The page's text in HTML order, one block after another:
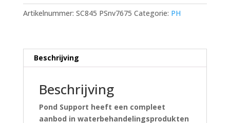
poeder
1
Artikelnummer: SC845 PSnv7675 Categorie: PH
Beschrijving
Beschrijving
Pond Support heeft een compleet
aanbod in waterbehandelingsprodukten